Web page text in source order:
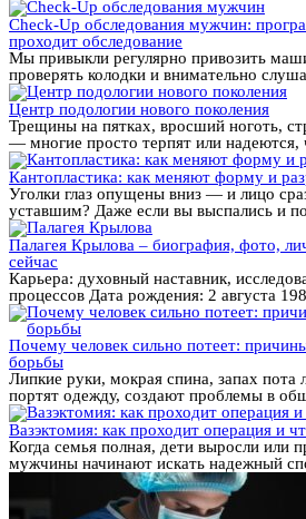
Check-Up обследования мужчин:
проходит обследование
Мы привыкли регулярно привозить
проверять колодки и внимательно
Центр подологии нового поколения
Трещины на пятках, вросший ноготь,
— многие просто терпят или надеются,
Кантопластика: как меняют форму и
Уголки глаз опущены вниз — и лицо
уставшим? Даже если вы выспались и
Палагея Крылова – биография, фото,
сейчас
Карьера: духовный наставник,
процессов Дата рождения: 2 августа
Почему человек сильно потеет:
борьбы
Липкие руки, мокрая спина, запах пота
портят одежду, создают проблемы в
Вазэктомия: как проходит операция и
Когда семья полная, дети выросли или
мужчины начинают искать надежный